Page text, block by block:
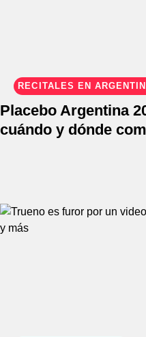
RECITALES EN
Placebo Argentina
cuándo y dónde